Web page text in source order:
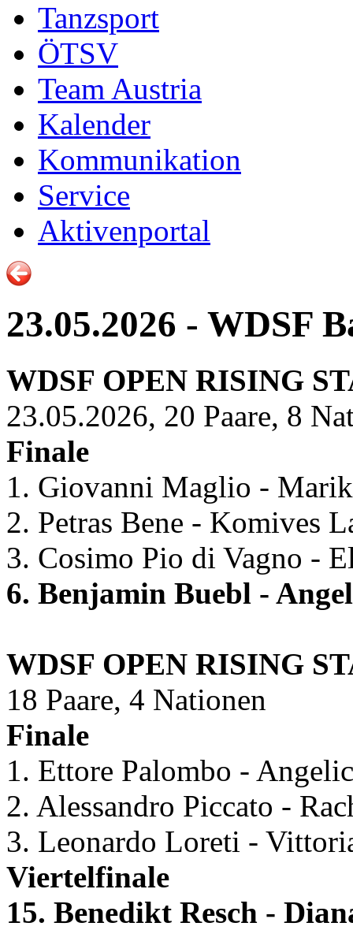
Tanzsport
ÖTSV
Team Austria
Kalender
Kommunikation
Service
Aktivenportal
23.05.2026 - WDSF
WDSF OPEN RISING
23.05.2026, 20 Paare, 8
Finale
1. Giovanni Maglio -
2. Petras Bene - Komives
3. Cosimo Pio di Vagno -
6. Benjamin Buebl -
WDSF OPEN RISING
18 Paare, 4 Nationen
Finale
1. Ettore Palombo -
2. Alessandro Piccato -
3. Leonardo Loreti -
Viertelfinale
15. Benedikt Resch -